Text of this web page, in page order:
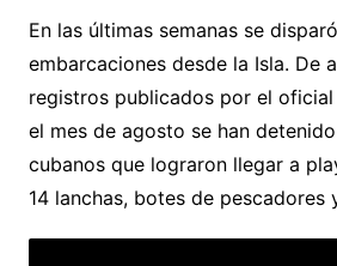
En las últimas semanas se
embarcaciones desde la Isla. De
registros publicados por el oficial
el mes de agosto se han
cubanos que lograron llegar a
14 lanchas, botes de pescadores